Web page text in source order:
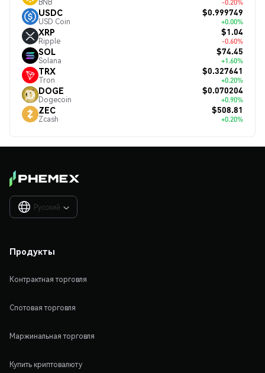
BNB -0.20%
USDC
USD Coin
$0.999749
+0.00%
XRP
Ripple
$1.04
-0.60%
SOL
Solana
$74.45
+1.60%
TRX
Tron
$0.327641
+0.20%
DOGE
Dogecoin
$0.070204
+0.90%
ZEC
Zcash
$508.81
+0.20%
Русский 
Продукты
Контрактная торговля
Спотовая торговля
Маржинальная торговля
Купить криптовалюту